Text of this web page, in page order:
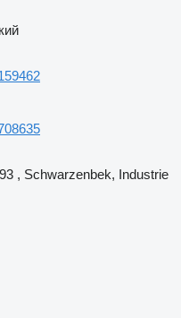
, Schwarzenbek, Industrie